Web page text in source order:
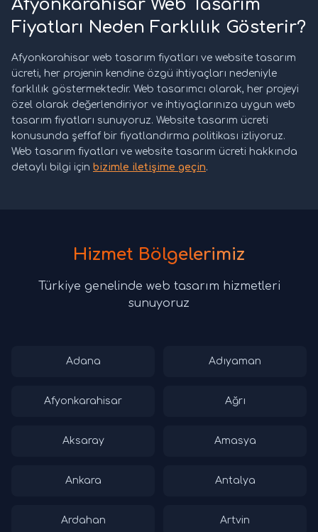
Afyonkarahisar Web Tasarım
Fiyatları Neden Farklılık Gösterir?
Afyonkarahisar web tasarım fiyatları ve website tasarım
ücreti, her projenin kendine özgü ihtiyaçları nedeniyle
farklılık göstermektedir. Web tasarımcı olarak, her projeyi
özel olarak değerlendiriyor ve ihtiyaçlarınıza uygun web
tasarım fiyatları sunuyoruz. Website tasarım ücreti
konusunda şeffaf bir fiyatlandırma politikası izliyoruz.
Web tasarım fiyatları ve website tasarım ücreti hakkında
detaylı bilgi için bizimle iletişime geçin.
Hizmet Bölgelerimiz
Türkiye genelinde web tasarım hizmetleri
sunuyoruz
Adana Adıyaman
Afyonkarahisar Ağrı
Aksaray Amasya
Ankara Antalya
Ardahan Artvin